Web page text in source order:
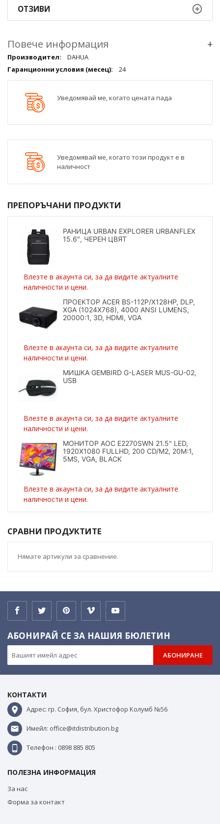
ОТЗИВИ
Повече информация +
Повече
информация
qqq
DAHUA
24
Уведомявай ме, когато цената пада
Уведомявай ме, когато този продукт е в
наличност
ПРЕПОРЪЧАНИ ПРОДУКТИ
РАНИЦА URBAN EXPLORER URBANFLEX
15.6″, ЧЕРЕН ЦВЯТ
Влезте в акаунта си, за да видите актуалните
наличности и цени.
ПРОЕКТОР ACER BS-112P/X128HP, DLP,
XGA (1024X768), 4000 ANSI LUMENS,
20000:1, 3D, HDMI, VGA
Влезте в акаунта си, за да видите актуалните
наличности и цени.
МИШКА GEMBIRD G-LASER MUS-GU-02,
USB
Влезте в акаунта си, за да видите актуалните
наличности и цени.
МОНИТОР AOC E2270SWN 21.5" LED,
1920X1080 FULLHD, 200 CD/M2, 20M:1,
5MS, VGA, BLACK
Влезте в акаунта си, за да видите актуалните
наличности и цени.
СРАВНИ ПРОДУКТИТЕ
Нямате артикули за сравнение.
АБОНИРАЙ СЕ ЗА НАШИЯ БЮЛЕТИН
АБОНИРАНЕ
КОНТАКТИ
Адрес: гр. София, бул. Христофор Колумб №56
Имейл: office@itdistribution.bg
Телефон : 0898 885 805
ПОЛЕЗНА ИНФОРМАЦИЯ
За нас
Форма за контакт